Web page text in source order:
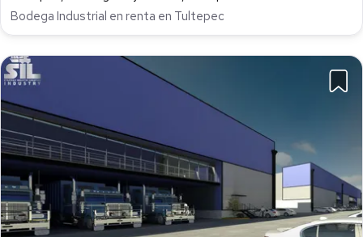
Bodega Industrial en renta en Tultepec